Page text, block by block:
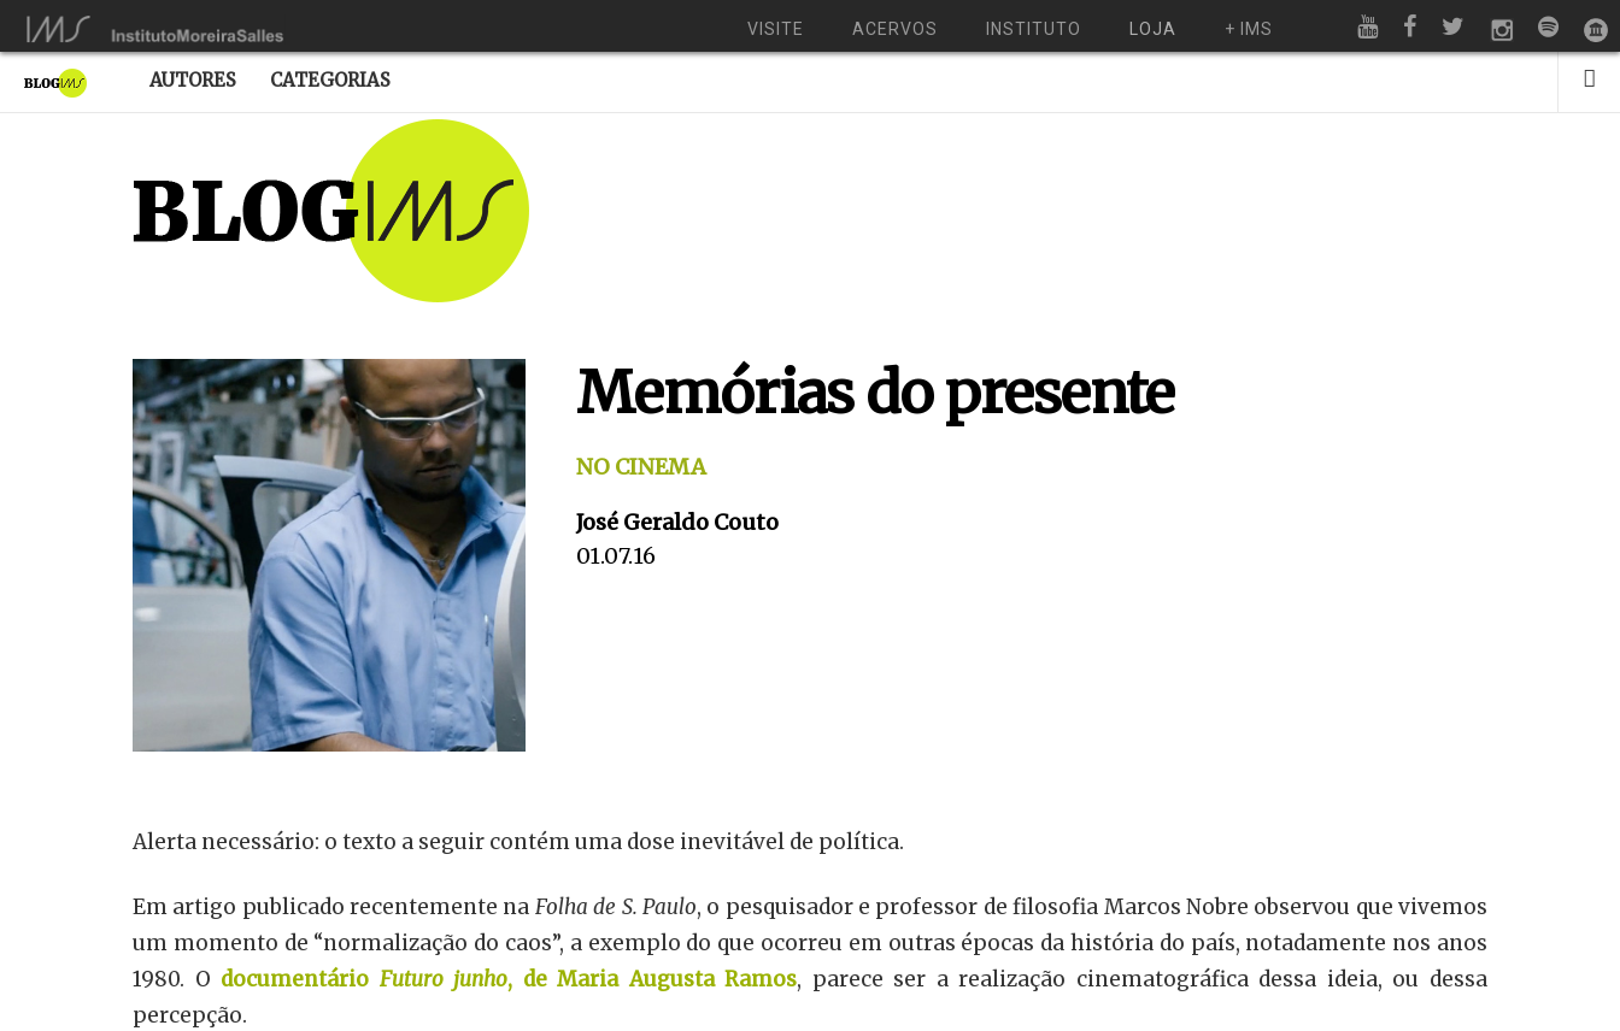
VISITE ACERVOS INSTITUTO LOJA + IMS
AUTORES CATEGORIAS
Memórias do presente
NO CINEMA
José Geraldo Couto
01.07.16
Alerta necessário: o texto a seguir contém uma dose inevitável de política.
Em artigo publicado recentemente na Folha de S. Paulo, o pesquisador e professor de filosofia Marcos Nobre observou que vivemos
um momento de “normalização do caos”, a exemplo do que ocorreu em outras épocas da história do país, notadamente nos anos
1980. O documentário Futuro junho, de Maria Augusta Ramos, parece ser a realização cinematográfica dessa ideia, ou dessa
percepção.